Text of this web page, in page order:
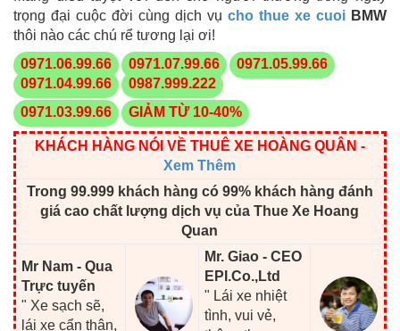
trọng đại cuộc đời cùng dịch vụ cho thue xe cuoi BMW
thôi nào các chú rể tương lại ơi!
0971.06.99.66
0971.07.99.66
0971.05.99.66
0971.04.99.66
0987.999.222
0971.03.99.66
GIẢM TỪ 10-40%
KHÁCH HÀNG NÓI VỀ THUÊ XE HOÀNG QUÂN -
Xem Thêm
Trong 99.999 khách hàng có 99% khách hàng đánh
giá cao chất lượng dịch vụ của Thue Xe Hoang
Quan
Mr Nam - Qua
Trực tuyến
" Xe sạch sẽ,
lái xe cẩn thận,
Mr. Giao - CEO
EPI.Co.,Ltd
" Lái xe nhiệt
tình, vui vẻ,